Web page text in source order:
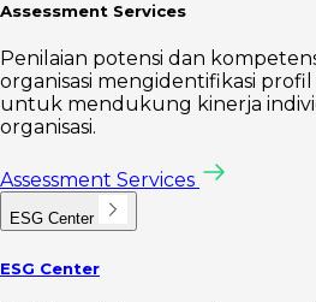
Assessment Services
Penilaian potensi dan
organisasi mengidentifikasi
untuk mendukung kinerja
organisasi.
Assessment Services
ESG Center
ESG Center